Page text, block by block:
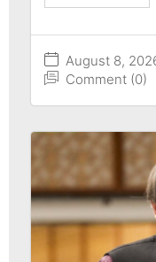
August 8,
Comment (0)